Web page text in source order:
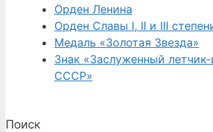
Орден Ленина
Орден Славы I, II и III
Медаль «Золотая Звезда»
Знак «Заслуженный
СССР»
Поиск